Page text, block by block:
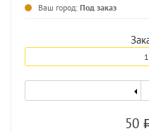
Ваш город: Под заказ
50